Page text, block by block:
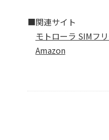
■関連サイト
モトローラ SIMフ
Amazon